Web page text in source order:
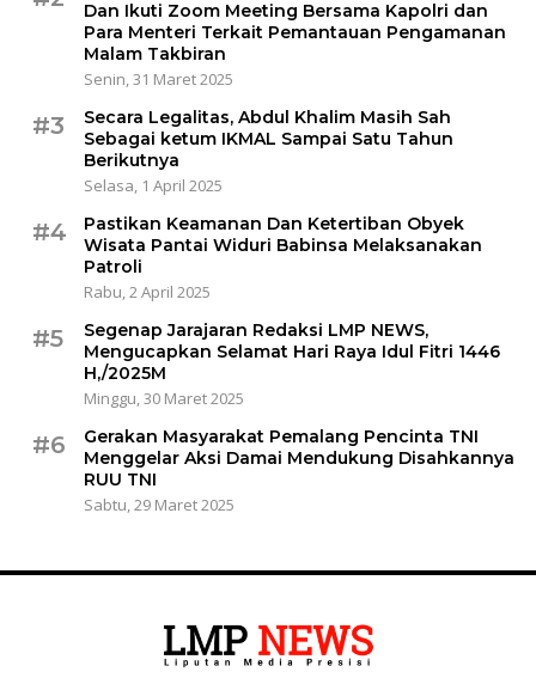
Dan Ikuti Zoom Meeting Bersama Kapolri dan
Para Menteri Terkait Pemantauan Pengamanan
Malam Takbiran
Senin, 31 Maret 2025
#3
Secara Legalitas, Abdul Khalim Masih Sah
Sebagai ketum IKMAL Sampai Satu Tahun
Berikutnya
Selasa, 1 April 2025
#4
Pastikan Keamanan Dan Ketertiban Obyek
Wisata Pantai Widuri Babinsa Melaksanakan
Patroli
Rabu, 2 April 2025
#5
Segenap Jarajaran Redaksi LMP NEWS,
Mengucapkan Selamat Hari Raya Idul Fitri 1446
H,/2025M
Minggu, 30 Maret 2025
#6
Gerakan Masyarakat Pemalang Pencinta TNI
Menggelar Aksi Damai Mendukung Disahkannya
RUU TNI
Sabtu, 29 Maret 2025